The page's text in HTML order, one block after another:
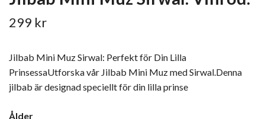
299 kr
Jilbab Mini Muz Sirwal: Perfekt för Din Lilla
PrinsessaUtforska vår Jilbab Mini Muz med Sirwal.Denna
jilbab är designad speciellt för din lilla prinse
Ålder